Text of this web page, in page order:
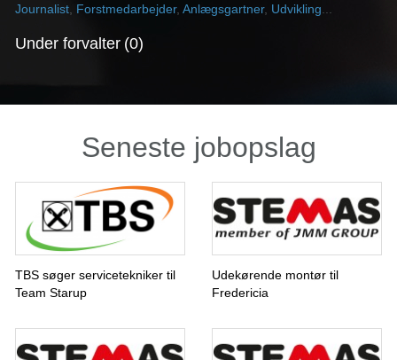
Journalist Forstmedarbejder, Anlægsgartner, Udvikling
Under forvalter 0
Seneste jobopslag
TBS søger servicetekniker til
Team Starup
Udekørende montør til
Fredericia